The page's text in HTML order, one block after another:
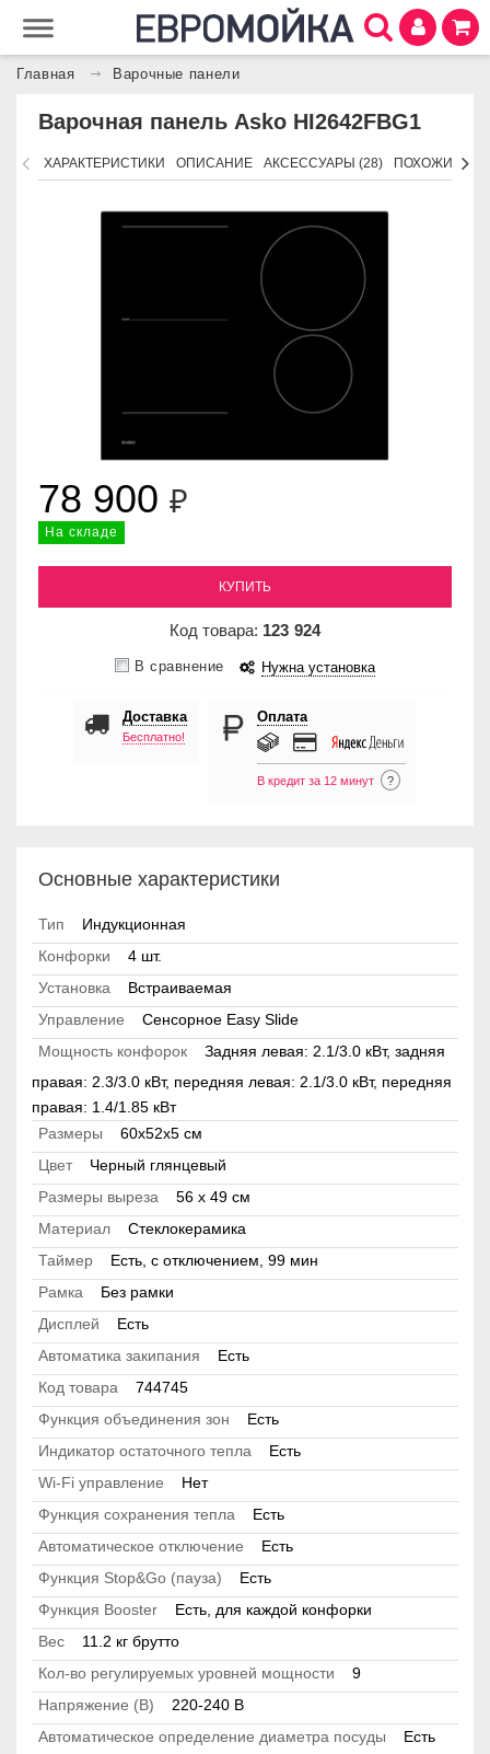
Главная Варочные панели
Варочная панель Asko HI2642FBG1
ХАРАКТЕРИСТИКИ ОПИСАНИЕ АКСЕССУАРЫ (28) ПОХОЖИЕ
78 900 ₽
На складе
КУПИТЬ
Код товара: 123 924
В сравнение Нужна установка
Доставка
Бесплатно!
Оплата
В кредит за 12 минут ?
Основные характеристики
Тип
Индукционная
Конфорки
4 шт.
Установка
Встраиваемая
Управление
Сенсорное Easy Slide
Мощность конфорок
Задняя левая: 2.1/3.0 кВт, задняя
правая: 2.3/3.0 кВт, передняя левая: 2.1/3.0 кВт, передняя
правая: 1.4/1.85 кВт
Размеры
60х52х5 см
Цвет
Черный глянцевый
Размеры выреза
56 х 49 см
Материал
Стеклокерамика
Таймер
Есть, с отключением, 99 мин
Рамка
Без рамки
Дисплей
Есть
Автоматика закипания
Есть
Код товара
744745
Функция объединения зон
Есть
Индикатор остаточного тепла
Есть
Wi-Fi управление
Нет
Функция сохранения тепла
Есть
Автоматическое отключение
Есть
Функция Stop&Go (пауза)
Есть
Функция Booster
Есть, для каждой конфорки
Вес
11.2 кг брутто
Кол-во регулируемых уровней мощности
9
Напряжение (В)
220-240 B
Автоматическое определение диаметра посуды
Есть